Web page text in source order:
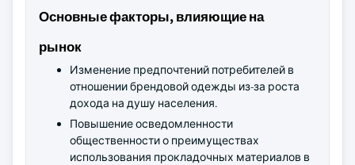
Основные факторы, влияющие на
рынок
Изменение предпочтений потребителей в
отношении брендовой одежды из-за роста
дохода на душу населения.
Повышение осведомленности
общественности о преимуществах
использования прокладочных материалов в